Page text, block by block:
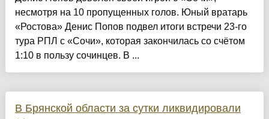
несмотря на 10 пропущенных голов. Юный вратарь
«Ростова» Денис Попов подвел итоги встречи 23-го
тура РПЛ с «Сочи», которая закончилась со счётом
1:10 в пользу сочинцев. В ...
В Брянской области за сутки ликвидировали